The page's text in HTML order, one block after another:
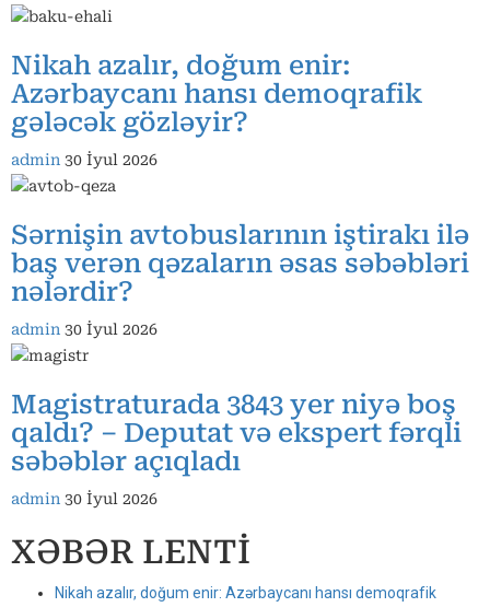
Nikah azalır, doğum enir:
Azərbaycanı hansı demoqrafik
gələcək gözləyir?
admin 30 İyul 2026
Sərnişin avtobuslarının iştirakı ilə
baş verən qəzaların əsas səbəbləri
nələrdir?
admin 30 İyul 2026
Magistraturada 3843 yer niyə boş
qaldı? – Deputat və ekspert fərqli
səbəblər açıqladı
admin 30 İyul 2026
XƏBƏR LENTİ
Nikah azalır, doğum enir: Azərbaycanı hansı demoqrafik